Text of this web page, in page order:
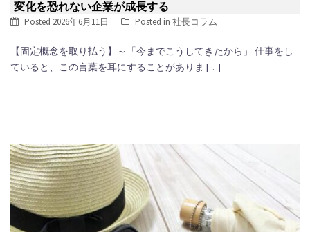
変化を恐れない企業が成長する
Posted 2026年6月11日 Posted in 社長コラム
【固定概念を取り払う】～「今までこうしてきたから」 仕事をし
ていると、この言葉を耳にすることがありま […]